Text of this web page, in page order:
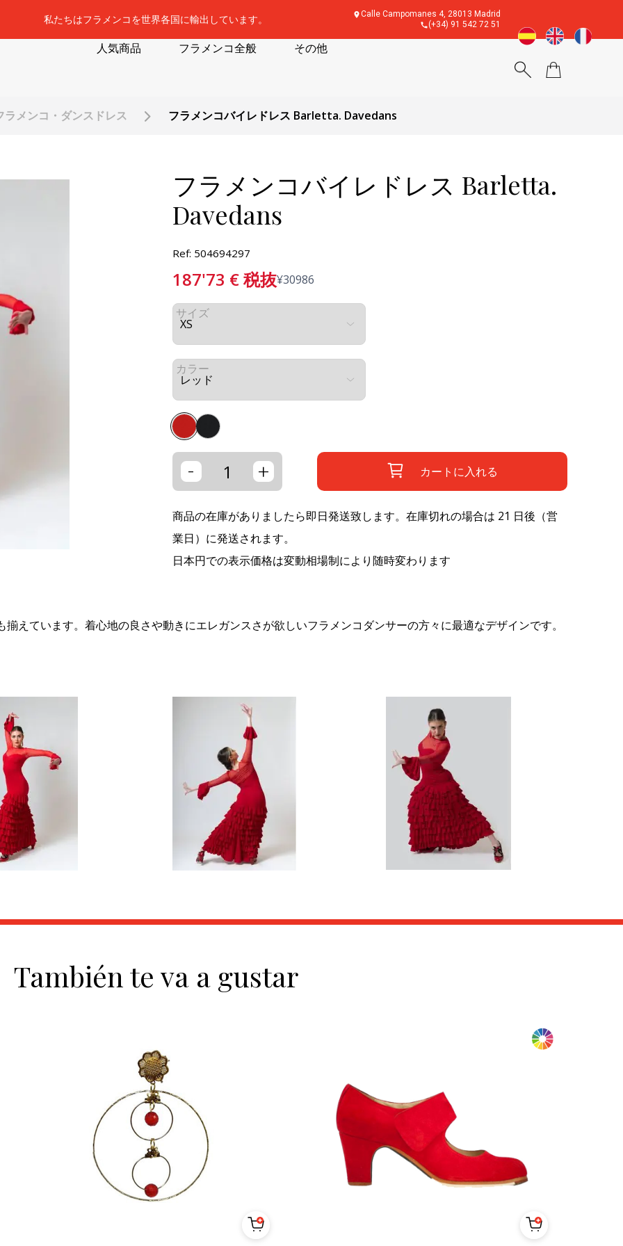
私たちはフラメンコを世界各国に輸出しています。
Calle Campomanes 4, 28013 Madrid
(+34) 91 542 72 51
人気商品 フラメンコ全般 その他
ラメンコ・ダンスドレス フラメンコバイレドレス Barletta. Davedans
フラメンコバイレドレス Barletta.
Davedans
Ref: 504694297
187'73 €税抜¥30986
サイズ
カラー
- + カートに入れる
商品の在庫がありましたら即日発送致します。在庫切れの場合は 21 日後（営
業日）に発送されます。
日本円での表示価格は変動相場制により随時変わります
えています。着心地の良さや動きにエレガンスさが欲しいフラメンコダンサーの方々に最適なデザインです。
También te va a gustar